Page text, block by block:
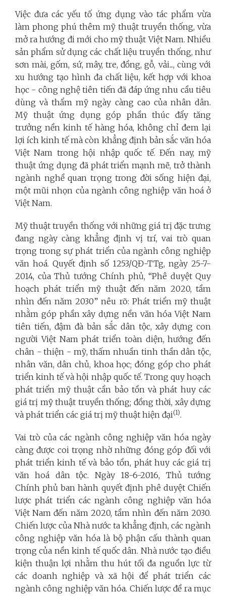
Việc đưa các yếu tố ứng dụng vào tác phẩm vừa
làm phong phú thêm mỹ thuật truyền thống, vừa
mở ra hướng đi mới cho mỹ thuật Việt Nam. Nhiều
sản phẩm sử dụng các chất liệu truyền thống, như
sơn mài, gốm, sứ, mây, tre, đồng, gỗ, vải..., cùng với
xu hướng tạo hình đa chất liệu, kết hợp với khoa
học - công nghệ tiên tiến đã đáp ứng nhu cầu tiêu
dùng và thẩm mỹ ngày càng cao của nhân dân.
Mỹ thuật ứng dụng góp phần thúc đẩy tăng
trưởng nền kinh tế hàng hóa, không chỉ đem lại
lợi ích kinh tế mà còn khẳng định bản sắc văn hóa
Việt Nam trong hội nhập quốc tế. Đến nay, mỹ
thuật ứng dụng đã phát triển mạnh mẽ, trở thành
ngành nghề quan trọng trong đời sống hiện đại,
một mũi nhọn của ngành công nghiệp văn hoá ở
Việt Nam.
Mỹ thuật truyền thống với những giá trị đặc trưng
đang ngày càng khẳng định vị trí, vai trò quan
trọng trong sự phát triển của ngành công nghiệp
văn hoá. Quyết định số 1253/QĐ-TTg, ngày 25-7-
2014, của Thủ tướng Chính phủ, “Phê duyệt Quy
hoạch phát triển mỹ thuật đến năm 2020, tầm
nhìn đến năm 2030” nêu rõ: Phát triển mỹ thuật
nhằm góp phần xây dựng nền văn hóa Việt Nam
tiên tiến, đậm đà bản sắc dân tộc, xây dựng con
người Việt Nam phát triển toàn diện, hướng đến
chân - thiện - mỹ, thấm nhuần tinh thần dân tộc,
nhân văn, dân chủ, khoa học; đóng góp cho phát
triển kinh tế và hội nhập quốc tế. Trong quy hoạch
phát triển mỹ thuật cần bảo tồn và phát huy các
giá trị mỹ thuật truyền thống; đồng thời, xây dựng
và phát triển các giá trị mỹ thuật hiện đại(1).
Vai trò của các ngành công nghiệp văn hóa ngày
càng được coi trọng nhờ những đóng góp đối với
phát triển kinh tế và bảo tồn, phát huy các giá trị
văn hoá dân tộc. Ngày 18-6-2016, Thủ tướng
Chính phủ ban hành quyết định phê duyệt Chiến
lược phát triển các ngành công nghiệp văn hóa
Việt Nam đến năm 2020, tầm nhìn đến năm 2030.
Chiến lược của Nhà nước ta khẳng định, các ngành
công nghiệp văn hóa là bộ phận cấu thành quan
trọng của nền kinh tế quốc dân. Nhà nước tạo điều
kiện thuận lợi nhằm thu hút tối đa nguồn lực từ
các doanh nghiệp và xã hội để phát triển các
ngành công nghiệp văn hóa. Chiến lược đề ra mục